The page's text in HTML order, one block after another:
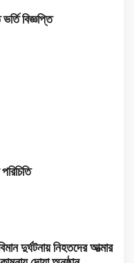
বিজ্ঞপ্তি
দুর্ঘটনায় নিহতদের আত্মার